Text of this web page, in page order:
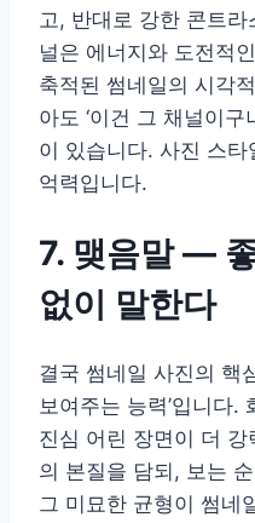
고, 반대로 강한 콘트
널은 에너지와 도전적
축적된 썸네일의 시각
아도 ‘이건 그 채널이구
이 있습니다. 사진 스
억력입니다.
7. 맺음말 —
없이 말한다
결국 썸네일 사진의 핵
보여주는 능력’입니다.
진심 어린 장면이 더
의 본질을 담되, 보는
그 미묘한 균형이 썸네